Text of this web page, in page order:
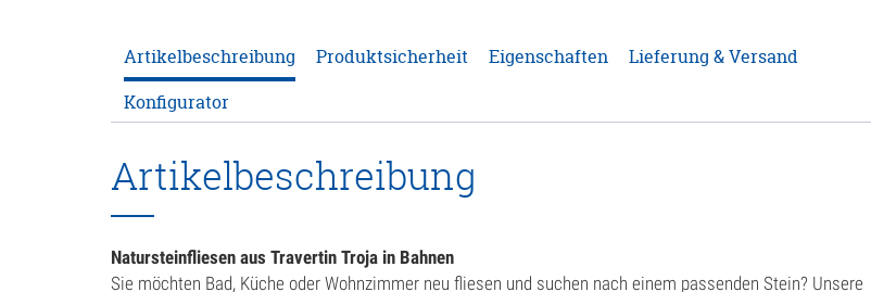
Artikelbeschreibung Produktsicherheit Eigenschaften
Lieferung & Versand
Konfigurator
Artikelbeschreibung
Natursteinfliesen aus Travertin Troja in Bahnen
Sie möchten Bad, Küche oder Wohnzimmer neu fliesen und suchen nach einem passenden Stein? Unsere